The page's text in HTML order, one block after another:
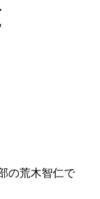
の荒木智仁で